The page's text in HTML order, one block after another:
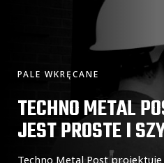
PALE WKRĘCANE
TECHNO METAL
JEST PROSTE I
Techno Metal Post